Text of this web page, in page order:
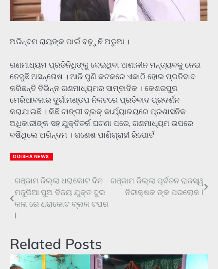
ଅରିନ୍ଦମ ରାୟଙ୍କ ପାଇଁ ବଢ଼ୁଛି ଅଡୁଆ ।
ଗଣମାଧ୍ୟମ ପ୍ରତିନିଧିଙ୍କୁ ଦେଇଥିବା ଅଶାଳୀନ ମନ୍ତ୍ୟବକୁ ନେଇ
ତେଜୁଛି ଅସନ୍ତୋଷ । ଆଜି ପୁଣି କଟକରେ ଏକାଠି ହୋଇ ପ୍ରତିବାଦ
କରିଛନ୍ତି ବିଭିନ୍ନ ଗଣମାଧ୍ୟମର ସାମ୍ବାଦିକ । କେଶରପୁର
ମେରିଆବଜାର ଦୁର୍ଗାମଣ୍ଡପ ନିକଟରେ ପ୍ରତିବାଦ ପ୍ରଦର୍ଶନ
କରାଯାଇଛି । କିଛି ଟାଙ୍ଗୀ ବ୍ଲକ୍ କାର୍ଯ୍ୟାଳୟରେ ପ୍ରଶାସନିକ
ଅଧିକାରୀଙ୍କ ସହ ଯୁକ୍ତିତର୍କ ଘଟଣା ପରେ, ଗଣମାଧ୍ୟମ ଉପରେ
ବର୍ଷିଥିଲେ ଅରିନ୍ଦମ । ଗଣେଶ ପାଣିଗ୍ରାହୀ ରିପୋର୍ଟ
ODISHA NEWS
Post
navigation
ଗଞ୍ଜାମ ଜିଲ୍ଲା ଧରାକୋଟ ଦିନ
ମଜୁରିଆ ପୁଅ ବିଜୟ ଯୁକ୍ତ ଦୁଇ
କଳା ରେ ଧରାକୋଟ ବ୍ଲକ ଟପର
l
ଗଞ୍ଜାମ ଜିଲ୍ଲା ପୂର୍ବତନ ରାଜସ୍ୱ
ନିରୀକ୍ଷକ ଙ୍କ ପରଲୋକ l
Related Posts